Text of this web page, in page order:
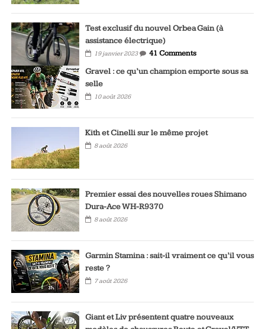
Test exclusif du nouvel Orbea Gain (à
assistance électrique)
19 janvier 2023
41 Comments
Gravel : ce qu’un champion emporte sous sa
selle
10 août 2026
Kith et Cinelli sur le même projet
8 août 2026
Premier essai des nouvelles roues Shimano
Dura-Ace WH-R9370
8 août 2026
Garmin Stamina : sait-il vraiment ce qu’il vous
reste ?
7 août 2026
Giant et Liv présentent quatre nouveaux